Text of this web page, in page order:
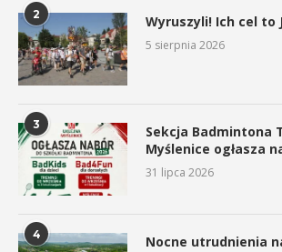
2 Wyruszyli! Ich cel to
5 sierpnia 2026
3
Sekcja Badmintona
Myślenice ogłasza
31 lipca 2026
4 Nocne utrudnienia